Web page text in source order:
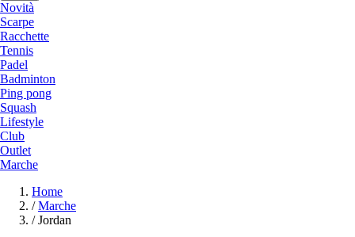
Novità
Scarpe
Racchette
Tennis
Padel
Badminton
Ping pong
Squash
Lifestyle
Club
Outlet
Marche
Home
/ Marche
/ Jordan